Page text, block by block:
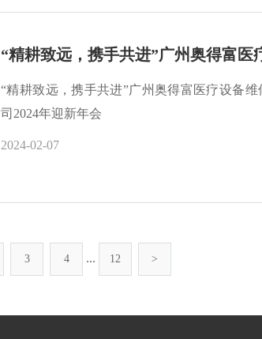
“精耕致远，携手共进”广州奥得富医疗设备
司2024年迎新年会
2024-02-07
3 4 ... 12 >